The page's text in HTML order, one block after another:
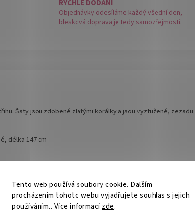
Tento web používá soubory cookie. Dalším
procházením tohoto webu vyjadřujete souhlas s jejich
používáním.. Více informacízde.
RYCHLÉ DODÁNÍ
Objednávky odesíláme každý všední den,
blesková doprava je tedy samozřejmostí.
Šaty jsou zdobené zlatými korálky a jsou vyztužené, zezadu
délka 147 cm